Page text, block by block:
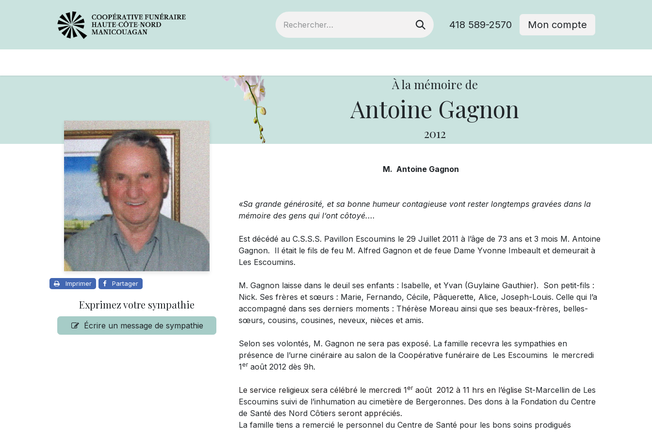
418 589-2570 Mon compte
À la mémoire de
Antoine Gagnon
2012
Imprimer Partager
Exprimez votre sympathie
Écrire un message de sympathie
M. Antoine Gagnon
«Sa grande générosité, et sa bonne humeur contagieuse vont rester longtemps gravées dans la
mémoire des gens qui l’ont côtoyé.…
Est décédé au C.S.S.S. Pavillon Escoumins le 29 Juillet 2011 à l’âge de 73 ans et 3 mois M. Antoine
Gagnon. Il était le fils de feu M. Alfred Gagnon et de feue Dame Yvonne Imbeault et demeurait à
Les Escoumins.
M. Gagnon laisse dans le deuil ses enfants : Isabelle, et Yvan (Guylaine Gauthier). Son petit-fils :
Nick. Ses frères et sœurs : Marie, Fernando, Cécile, Pâquerette, Alice, Joseph-Louis. Celle qui l’a
accompagné dans ses derniers moments : Thérèse Moreau ainsi que ses beaux-frères, belles-
sœurs, cousins, cousines, neveux, nièces et amis.
Selon ses volontés, M. Gagnon ne sera pas exposé. La famille recevra les sympathies en
présence de l’urne cinéraire au salon de la Coopérative funéraire de Les Escoumins le mercredi
1eraoût 2012 dès 9h.
Le service religieux sera célébré le mercredi 1eraoût 2012 à 11 hrs en l’église St-Marcellin de Les
Escoumins suivi de l’inhumation au cimetière de Bergeronnes. Des dons à la Fondation du Centre
de Santé des Nord Côtiers seront appréciés.
La famille tiens a remercié le personnel du Centre de Santé pour les bons soins prodigués